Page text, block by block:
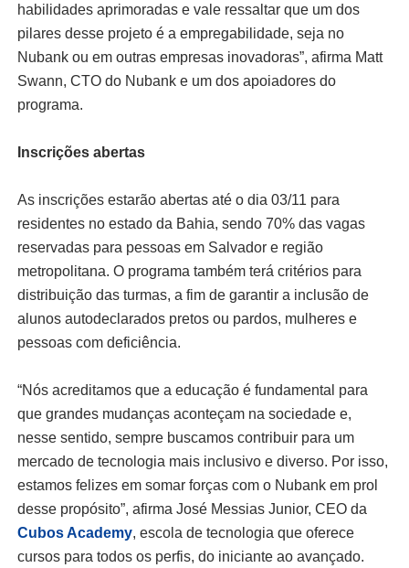
habilidades aprimoradas e vale ressaltar que um dos
pilares desse projeto é a empregabilidade, seja no
Nubank ou em outras empresas inovadoras”, afirma Matt
Swann, CTO do Nubank e um dos apoiadores do
programa.
Inscrições abertas
As inscrições estarão abertas até o dia 03/11 para
residentes no estado da Bahia, sendo 70% das vagas
reservadas para pessoas em Salvador e região
metropolitana. O programa também terá critérios para
distribuição das turmas, a fim de garantir a inclusão de
alunos autodeclarados pretos ou pardos, mulheres e
pessoas com deficiência.
“Nós acreditamos que a educação é fundamental para
que grandes mudanças aconteçam na sociedade e,
nesse sentido, sempre buscamos contribuir para um
mercado de tecnologia mais inclusivo e diverso. Por isso,
estamos felizes em somar forças com o Nubank em prol
desse propósito”, afirma José Messias Junior, CEO da
Cubos Academy, escola de tecnologia que oferece
cursos para todos os perfis, do iniciante ao avançado.